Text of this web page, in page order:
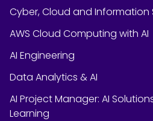
Cyber, Cloud and Information
AWS Cloud Computing with AI
AI Engineering
Data Analytics & AI
AI Project Manager: AI
Learning